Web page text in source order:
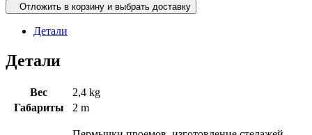
Отложить в корзину и выбрать доставку
Детали
Детали
Вес
2,4 kg
Габариты
2 m